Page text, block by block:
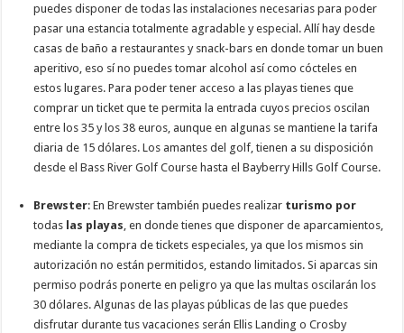
puedes disponer de todas las instalaciones necesarias para poder
pasar una estancia totalmente agradable y especial. Allí hay desde
casas de baño a restaurantes y snack-bars en donde tomar un buen
aperitivo, eso sí no puedes tomar alcohol así como cócteles en
estos lugares. Para poder tener acceso a las playas tienes que
comprar un ticket que te permita la entrada cuyos precios oscilan
entre los 35 y los 38 euros, aunque en algunas se mantiene la tarifa
diaria de 15 dólares. Los amantes del golf, tienen a su disposición
desde el Bass River Golf Course hasta el Bayberry Hills Golf Course.
Brewster: En Brewster también puedes realizar turismo por
todas las playas , en donde tienes que disponer de aparcamientos,
mediante la compra de tickets especiales, ya que los mismos sin
autorización no están permitidos, estando limitados. Si aparcas sin
permiso podrás ponerte en peligro ya que las multas oscilarán los
30 dólares. Algunas de las playas públicas de las que puedes
disfrutar durante tus vacaciones serán Ellis Landing o Crosby